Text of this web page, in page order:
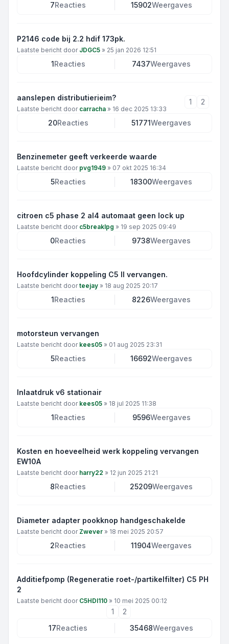
7Reacties 15902Weergaves
P2146 code bij 2.2 hdif 173pk.
Laatste bericht door JDGC5 » 25 jan 2026 12:51
1Reacties 7437Weergaves
aanslepen distributierieim?
Laatste bericht door carracha » 16 dec 2025 13:33
1 2
20Reacties 51771Weergaves
Benzinemeter geeft verkeerde waarde
Laatste bericht door pvg1949 » 07 okt 2025 16:34
5Reacties 18300Weergaves
citroen c5 phase 2 al4 automaat geen lock up
Laatste bericht door c5breaklpg » 19 sep 2025 09:49
0Reacties 9738Weergaves
Hoofdcylinder koppeling C5 II vervangen.
Laatste bericht doorteejay » 18 aug 2025 20:17
1Reacties 8226Weergaves
motorsteun vervangen
Laatste bericht door kees05 » 01 aug 2025 23:31
5Reacties 16692Weergaves
Inlaatdruk v6 stationair
Laatste bericht door kees05 » 18 jul 2025 11:38
1Reacties 9596Weergaves
Kosten en hoeveelheid werk koppeling vervangen
EW10A
Laatste bericht door harry22 » 12 jun 2025 21:21
8Reacties 25209Weergaves
Diameter adapter pookknop handgeschakelde
Laatste bericht door Zwever » 18 mei 2025 20:57
2Reacties 11904Weergaves
Additiefpomp (Regeneratie roet-/partikelfilter) C5 PH
2
Laatste bericht door C5HDI110 » 10 mei 2025 00:12
1
2
17Reacties 35468Weergaves